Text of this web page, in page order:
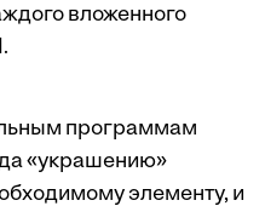
вложенного
программам
«украшению»
элементу, и